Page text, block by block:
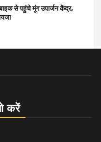
से पहुंचे मूंग उपार्जन केंद्र,
करें